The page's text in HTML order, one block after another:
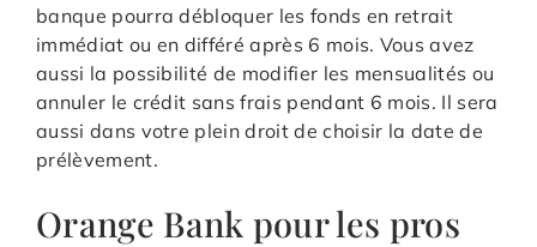
banque pourra débloquer les fonds en retrait
immédiat ou en différé après 6 mois. Vous avez
aussi la possibilité de modifier les mensualités ou
annuler le crédit sans frais pendant 6 mois. Il sera
aussi dans votre plein droit de choisir la date de
prélèvement.
Orange Bank pour les pros